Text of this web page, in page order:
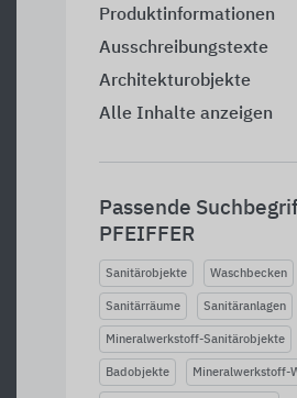
Produktinformationen
Ausschreibungstexte
Architekturobjekte
Alle Inhalte anzeigen
Passende
PFEIFFER
Sanitärobjekte Waschbecken
Sanitärräume Sanitäranlagen
Mineralwerkstoff-Sanitärobjekte
Badobjekte Mineralwerkstoff-